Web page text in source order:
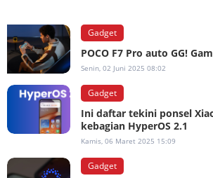
Gadget
POCO F7 Pro auto GG!
Senin, 02 Juni 2025 08:02
Gadget
Ini daftar tekini ponsel
kebagian HyperOS 2.1
Kamis, 06 Maret 2025 15:09
Gadget